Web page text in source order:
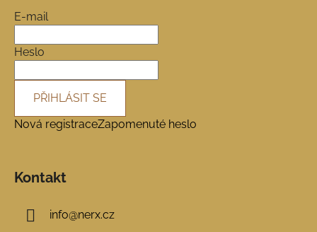
E-mail
Heslo
PŘIHLÁSIT SE
Nová registraceZapomenuté heslo
Kontakt
info@nerx.cz